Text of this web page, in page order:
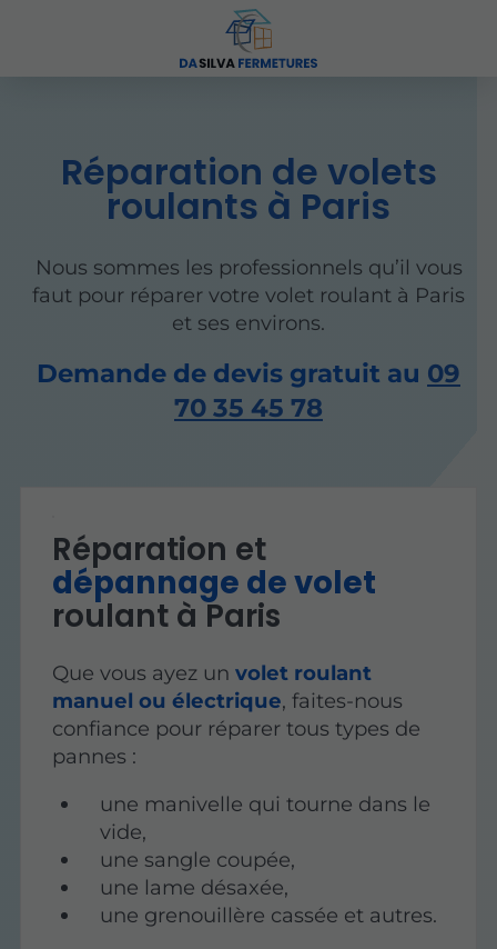
Réparation de volets
roulants à Paris
Nous sommes les professionnels qu’il vous
faut pour réparer votre volet roulant à Paris
et ses environs.
Demande de devis gratuit au 09
70 35 45 78
Réparation et
dépannage de volet
roulant à Paris
Que vous ayez un volet roulant
manuel ou électrique, faites-nous
confiance pour réparer tous types de
pannes :
une manivelle qui tourne dans le
vide,
une sangle coupée,
une lame désaxée,
une grenouillère cassée et autres.